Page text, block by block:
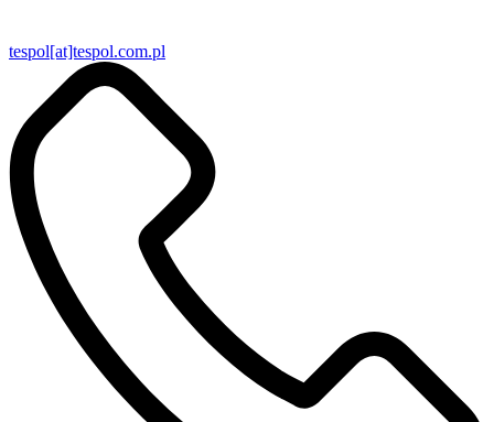
tespol[at]tespol.com.pl